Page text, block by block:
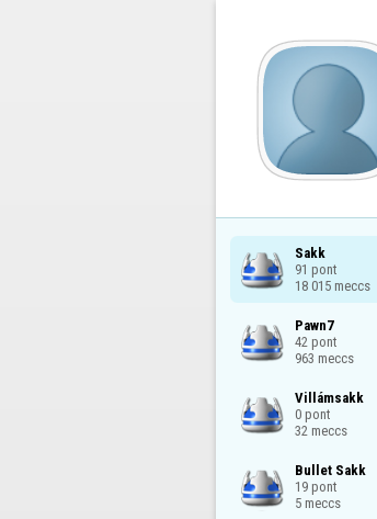
Sakk
91 pont
18 015 meccs
Pawn7
42 pont
963 meccs
Villámsakk
0 pont
32 meccs
Bullet Sakk
19 pont
5 meccs